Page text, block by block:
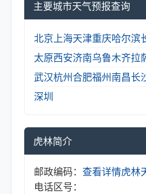
主要城市天气预报查询
北京上海天津重庆哈尔滨
太原西安济南乌鲁木齐拉
武汉杭州合肥福州南昌长
深圳
虎林简介
邮政编码：
电话区号：
查看详情虎林